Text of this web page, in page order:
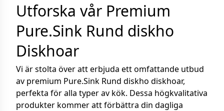
Utforska vår Premium
Pure.Sink Rund diskho
Diskhoar
Vi är stolta över att erbjuda ett omfattande utbud
av premium Pure.Sink Rund diskho diskhoar,
perfekta för alla typer av kök. Dessa högkvalitativa
produkter kommer att förbättra din dagliga